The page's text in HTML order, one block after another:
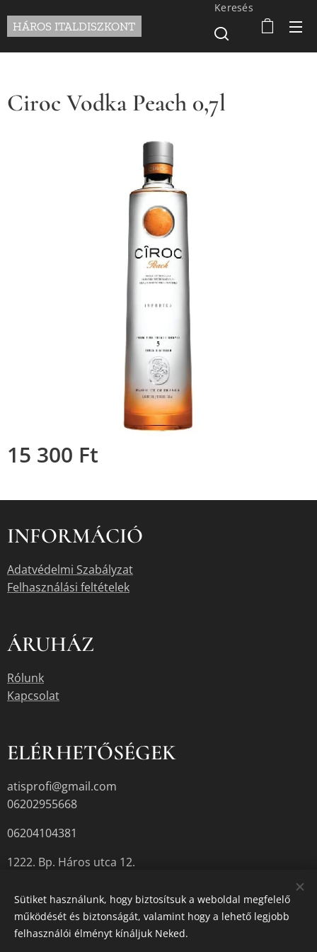
HÁROS ITALDISZKONT
Keresés
Ciroc Vodka Peach 0,7l
15 300 Ft
INFORMÁCIÓ
Adatvédelmi Szabályzat
Felhasználási feltételek
ÁRUHÁZ
Rólunk
Kapcsolat
ELÉRHETŐSÉGEK
atisprofi@gmail.com
06202955668
06204104381
1222. Bp. Háros utca 12.
A termékek aktuális készletéről érdeklődjön az üzletben, vagy a
megadott elérhetőségek egyikén.
Sütiket használunk, hogy biztosítsuk a weboldal megfelelő
működését és biztonságát, valamint hogy a lehető legjobb
felhasználói élményt kínáljuk Neked.